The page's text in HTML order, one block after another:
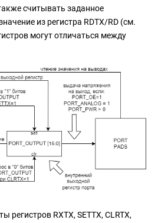
считывать заданное
из регистра RDTX/RD (см.
могут отличаться между
регистров RXTX, SETTX, CLRTX,